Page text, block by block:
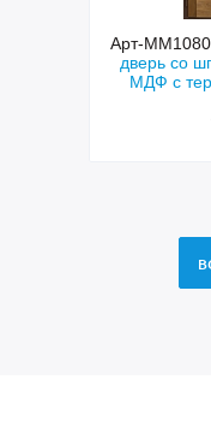
Арт-ММ1080
дверь со
МДФ с